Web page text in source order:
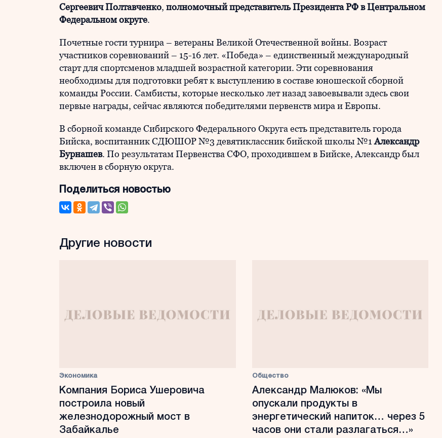
Сергеевич Полтавченко, полномочный представитель Президента РФ в Центральном
Федеральном округе.
Почетные гости турнира – ветераны Великой Отечественной войны. Возраст
участников соревнований – 15-16 лет. «Победа» – единственный международный
старт для спортсменов младшей возрастной категории. Эти соревнования
необходимы для подготовки ребят к выступлению в составе юношеской сборной
команды России. Самбисты, которые несколько лет назад завоевывали здесь свои
первые награды, сейчас являются победителями первенств мира и Европы.
В сборной команде Сибирского Федерального Округа есть представитель города
Бийска, воспитанник СДЮШОР №3 девятиклассник бийской школы №1Александр
Бурнашев. По результатам Первенства СФО, проходившем в Бийске, Александр был
включен в сборную округа.
Поделиться новостью
Другие новости
Экономика
Компания Бориса Ушеровича
построила новый
железнодорожный мост в
Забайкалье
Общество
Александр Малюков: «Мы
опускали продукты в
энергетический напиток… через 5
часов они стали разлагаться…»